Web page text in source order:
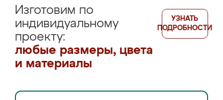
Изготовим по
индивидуальному
проекту:
любые размеры, цвета
и материалы
УЗНАТЬ
ПОДРОБНОСТИ